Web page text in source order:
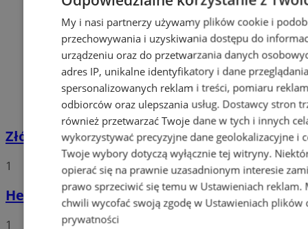
Złóż wniosek o dodatek węglowy
1
Hello world!
1
My i nasi partnerzy używamy plików cookie i
przechowywania i uzyskiwania dostępu do
urządzeniu oraz do przetwarzania danych
adres IP, unikalne identyfikatory i dane
spersonalizowanych reklam i treści, pomiaru
odbiorców oraz ulepszania usług. Dostawcy stron
również przetwarzać Twoje dane w tych i innych
wykorzystywać precyzyjne dane geolokalizacyjne i
Twoje wybory dotyczą wyłącznie tej witryny.
opierać się na prawnie uzasadnionym interesie
prawo sprzeciwić się temu w Ustawieniach reklam.
chwili wycofać swoją zgodę w Ustawieniach plików
prywatności